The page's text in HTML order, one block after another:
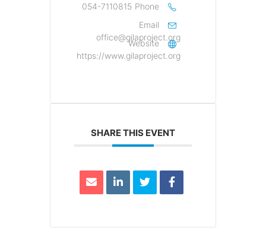
Phone
054-7110815
Email
office@gilaproject.org
Website
https://www.gilaproject.org
SHARE THIS EVENT